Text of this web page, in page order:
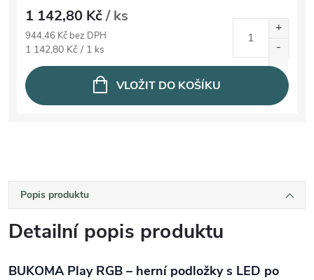
1 142,80 Kč/ ks
944,46 Kč bez DPH
Měrná cena:
1 142,80 Kč / 1 ks
VLOŽIT DO KOŠÍKU
Popis produktu
Detailní popis produktu
BUKOMA Play RGB – herní podložky s LED po